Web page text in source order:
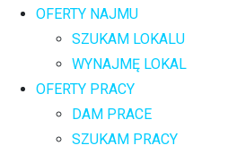
OFERTY NAJMU
SZUKAM LOKALU
WYNAJMĘ LOKAL
OFERTY PRACY
DAM PRACE
SZUKAM PRACY